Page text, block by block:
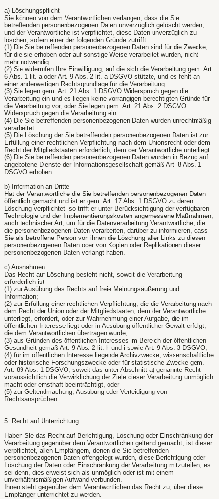
a) Löschungspflicht
Sie können von dem Verantwortlichen verlangen, dass die Sie
betreffenden personenbezogenen Daten unverzüglich gelöscht werden,
und der Verantwortliche ist verpflichtet, diese Daten unverzüglich zu
löschen, sofern einer der folgenden Gründe zutrifft:
(1) Die Sie betreffenden personenbezogenen Daten sind für die Zwecke,
für die sie erhoben oder auf sonstige Weise verarbeitet wurden, nicht
mehr notwendig.
(2) Sie widerrufen Ihre Einwilligung, auf die sich die Verarbeitung gem. Art.
6 Abs. 1 lit. a oder Art. 9 Abs. 2 lit. a DSGVO stützte, und es fehlt an
einer anderweitigen Rechtsgrundlage für die Verarbeitung.
(3) Sie legen gem. Art. 21 Abs. 1 DSGVO Widerspruch gegen die
Verarbeitung ein und es liegen keine vorrangigen berechtigten Gründe für
die Verarbeitung vor, oder Sie legen gem. Art. 21 Abs. 2 DSGVO
Widerspruch gegen die Verarbeitung ein.
(4) Die Sie betreffenden personenbezogenen Daten wurden unrechtmäßig
verarbeitet.
(5) Die Löschung der Sie betreffenden personenbezogenen Daten ist zur
Erfüllung einer rechtlichen Verpflichtung nach dem Unionsrecht oder dem
Recht der Mitgliedstaaten erforderlich, dem der Verantwortliche unterliegt.
(6) Die Sie betreffenden personenbezogenen Daten wurden in Bezug auf
angebotene Dienste der Informationsgesellschaft gemäß Art. 8 Abs. 1
DSGVO erhoben.
b) Information an Dritte
Hat der Verantwortliche die Sie betreffenden personenbezogenen Daten
öffentlich gemacht und ist er gem. Art. 17 Abs. 1 DSGVO zu deren
Löschung verpflichtet, so trifft er unter Berücksichtigung der verfügbaren
Technologie und der Implementierungskosten angemessene Maßnahmen,
auch technischer Art, um für die Datenverarbeitung Verantwortliche, die
die personenbezogenen Daten verarbeiten, darüber zu informieren, dass
Sie als betroffene Person von ihnen die Löschung aller Links zu diesen
personenbezogenen Daten oder von Kopien oder Replikationen dieser
personenbezogenen Daten verlangt haben.
c) Ausnahmen
Das Recht auf Löschung besteht nicht, soweit die Verarbeitung
erforderlich ist
(1) zur Ausübung des Rechts auf freie Meinungsäußerung und
Information;
(2) zur Erfüllung einer rechtlichen Verpflichtung, die die Verarbeitung nach
dem Recht der Union oder der Mitgliedstaaten, dem der Verantwortliche
unterliegt, erfordert, oder zur Wahrnehmung einer Aufgabe, die im
öffentlichen Interesse liegt oder in Ausübung öffentlicher Gewalt erfolgt,
die dem Verantwortlichen übertragen wurde;
(3) aus Gründen des öffentlichen Interesses im Bereich der öffentlichen
Gesundheit gemäß Art. 9 Abs. 2 lit. h und i sowie Art. 9 Abs. 3 DSGVO;
(4) für im öffentlichen Interesse liegende Archivzwecke, wissenschaftliche
oder historische Forschungszwecke oder für statistische Zwecke gem.
Art. 89 Abs. 1 DSGVO, soweit das unter Abschnitt a) genannte Recht
voraussichtlich die Verwirklichung der Ziele dieser Verarbeitung unmöglich
macht oder ernsthaft beeinträchtigt, oder
(5) zur Geltendmachung, Ausübung oder Verteidigung von
Rechtsansprüchen.
5. Recht auf Unterrichtung
Haben Sie das Recht auf Berichtigung, Löschung oder Einschränkung der
Verarbeitung gegenüber dem Verantwortlichen geltend gemacht, ist dieser
verpflichtet, allen Empfängern, denen die Sie betreffenden
personenbezogenen Daten offengelegt wurden, diese Berichtigung oder
Löschung der Daten oder Einschränkung der Verarbeitung mitzuteilen, es
sei denn, dies erweist sich als unmöglich oder ist mit einem
unverhältnismäßigen Aufwand verbunden.
Ihnen steht gegenüber dem Verantwortlichen das Recht zu, über diese
Empfänger unterrichtet zu werden.